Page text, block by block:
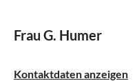
Frau G. Humer
Kontaktdaten anzeigen